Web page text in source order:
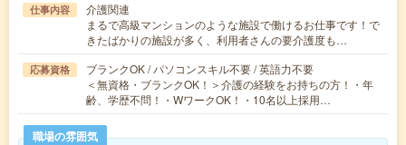
仕事内容
介護関連
まるで高級マンションのような施設で働けるお仕事です！で
きたばかりの施設が多く、利用者さんの要介護度も…
応募資格
ブランクOK / パソコンスキル不要 / 英語力不要
＜無資格・ブランクOK！＞介護の経験をお持ちの方！・年
齢、学歴不問！・WワークOK！・10名以上採用…
職場の雰囲気